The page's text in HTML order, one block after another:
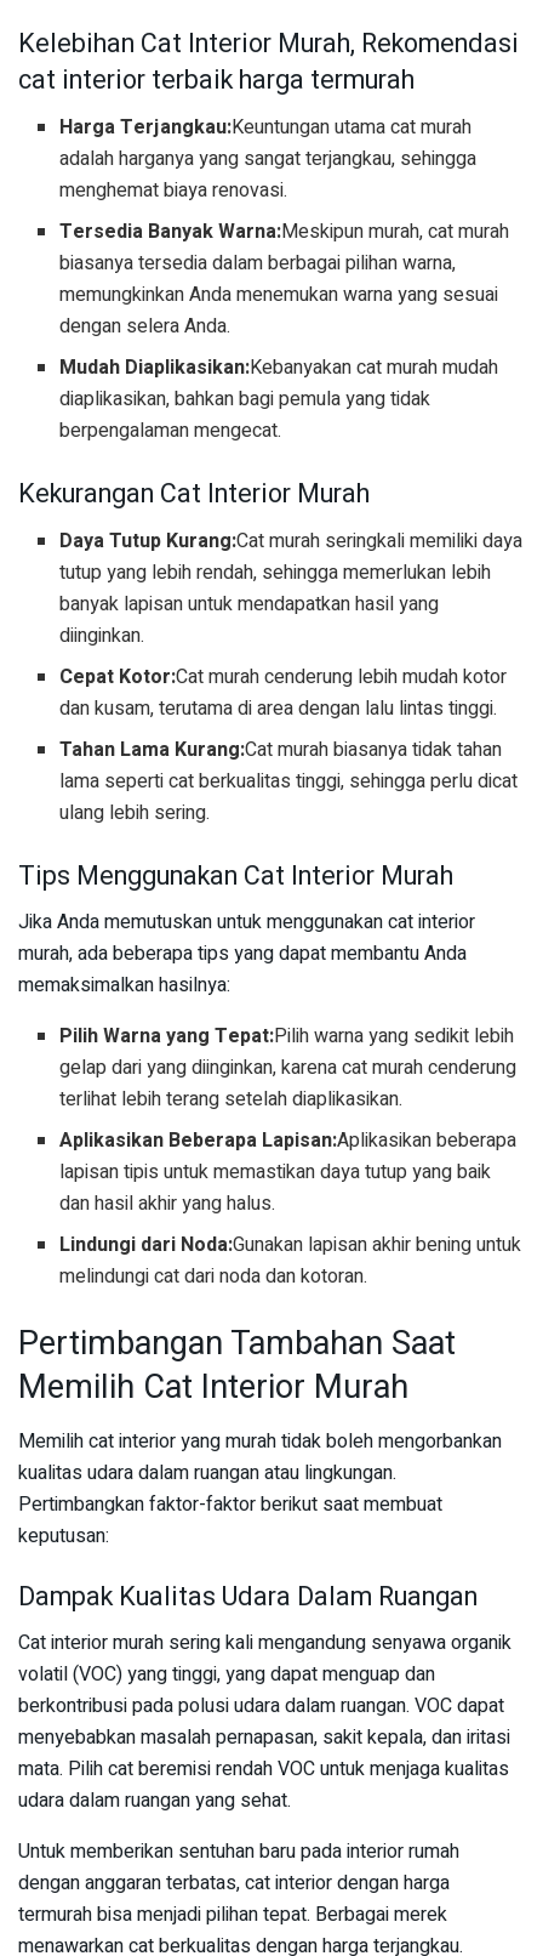
Kelebihan Cat Interior Murah, Rekomendasi
cat interior terbaik harga termurah
Harga Terjangkau:Keuntungan utama cat murah
adalah harganya yang sangat terjangkau, sehingga
menghemat biaya renovasi.
Tersedia Banyak Warna:Meskipun murah, cat murah
biasanya tersedia dalam berbagai pilihan warna,
memungkinkan Anda menemukan warna yang sesuai
dengan selera Anda.
Mudah Diaplikasikan:Kebanyakan cat murah mudah
diaplikasikan, bahkan bagi pemula yang tidak
berpengalaman mengecat.
Kekurangan Cat Interior Murah
Daya Tutup Kurang:Cat murah seringkali memiliki daya
tutup yang lebih rendah, sehingga memerlukan lebih
banyak lapisan untuk mendapatkan hasil yang
diinginkan.
Cepat Kotor:Cat murah cenderung lebih mudah kotor
dan kusam, terutama di area dengan lalu lintas tinggi.
Tahan Lama Kurang:Cat murah biasanya tidak tahan
lama seperti cat berkualitas tinggi, sehingga perlu dicat
ulang lebih sering.
Tips Menggunakan Cat Interior Murah
Jika Anda memutuskan untuk menggunakan cat interior
murah, ada beberapa tips yang dapat membantu Anda
memaksimalkan hasilnya:
Pilih Warna yang Tepat:Pilih warna yang sedikit lebih
gelap dari yang diinginkan, karena cat murah cenderung
terlihat lebih terang setelah diaplikasikan.
Aplikasikan Beberapa Lapisan:Aplikasikan beberapa
lapisan tipis untuk memastikan daya tutup yang baik
dan hasil akhir yang halus.
Lindungi dari Noda:Gunakan lapisan akhir bening untuk
melindungi cat dari noda dan kotoran.
Pertimbangan Tambahan Saat
Memilih Cat Interior Murah
Memilih cat interior yang murah tidak boleh mengorbankan
kualitas udara dalam ruangan atau lingkungan.
Pertimbangkan faktor-faktor berikut saat membuat
keputusan:
Dampak Kualitas Udara Dalam Ruangan
Cat interior murah sering kali mengandung senyawa organik
volatil (VOC) yang tinggi, yang dapat menguap dan
berkontribusi pada polusi udara dalam ruangan. VOC dapat
menyebabkan masalah pernapasan, sakit kepala, dan iritasi
mata. Pilih cat beremisi rendah VOC untuk menjaga kualitas
udara dalam ruangan yang sehat.
Untuk memberikan sentuhan baru pada interior rumah
dengan anggaran terbatas, cat interior dengan harga
termurah bisa menjadi pilihan tepat. Berbagai merek
menawarkan cat berkualitas dengan harga terjangkau.